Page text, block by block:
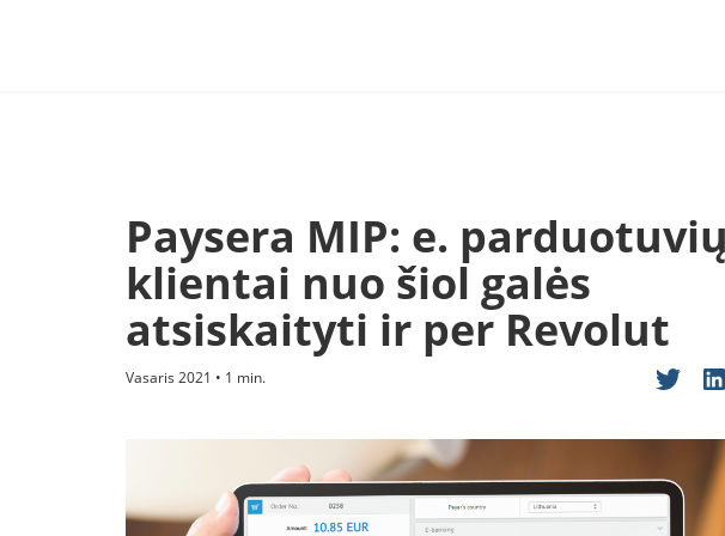
Paysera MIP: e.
klientai nuo šiol galės
atsiskaityti ir per Revolut
Vasaris 2021 • 1 min.